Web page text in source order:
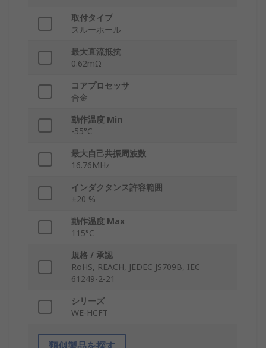
取付タイプ
スルーホール
最大直流抵抗
0.62mΩ
コアプロセッサ
合金
動作温度 Min
-55°C
最大自己共振周波数
16.76MHz
インダクタンス許容範囲
±20 %
動作温度 Max
115°C
規格 / 承認
RoHS, REACH, JEDEC JS709B, IEC
61249-2-21
シリーズ
WE-HCFT